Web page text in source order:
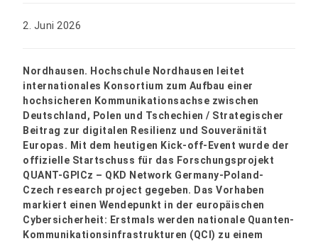
2. Juni 2026
Nordhausen. Hochschule Nordhausen leitet
internationales Konsortium zum Aufbau einer
hochsicheren Kommunikationsachse zwischen
Deutschland, Polen und Tschechien / Strategischer
Beitrag zur digitalen Resilienz und Souveränität
Europas. Mit dem heutigen Kick-off-Event wurde der
offizielle Startschuss für das Forschungsprojekt
QUANT-GPlCz – QKD Network Germany-Poland-
Czech research project gegeben. Das Vorhaben
markiert einen Wendepunkt in der europäischen
Cybersicherheit: Erstmals werden nationale Quanten-
Kommunikationsinfrastrukturen (QCI) zu einem